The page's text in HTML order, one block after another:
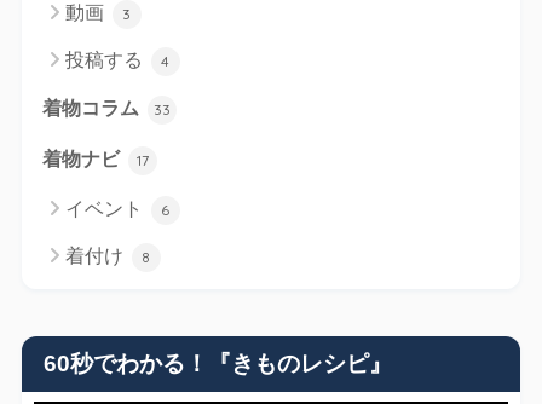
動画 3
投稿する 4
着物コラム 33
着物ナビ 17
イベント 6
着付け 8
60秒でわかる！『きものレシピ』